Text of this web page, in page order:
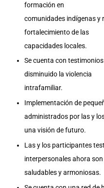
formación en
comunidades indígenas y
fortalecimiento de las
capacidades locales.
Se cuenta con
disminuido la violencia
intrafamiliar.
Implementación de
administrados por las y
una visión de futuro.
Las y los participantes
interpersonales ahora
saludables y armoniosas.